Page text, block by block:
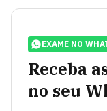
EXAME NO
Receba
no seu